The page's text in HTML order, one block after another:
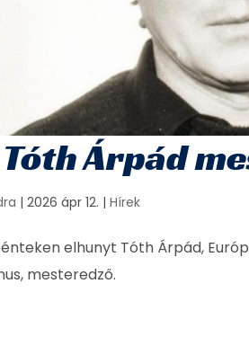
Árpád
|2026 ápr 12. |Hírek
elhunyt Tóth Árpád,
mesteredző.